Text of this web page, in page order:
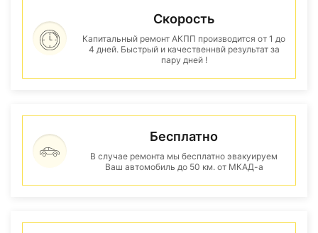
Скорость
Капитальный ремонт АКПП производится от 1 до
4 дней. Быстрый и качественнвй результат за
пару дней !
Бесплатно
В случае ремонта мы бесплатно эвакуируем
Ваш автомобиль до 50 км. от МКАД-а